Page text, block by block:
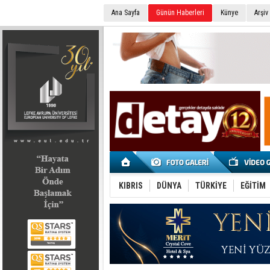
Ana Sayfa Günün Haberleri Künye Arşiv
KIBRIS DÜNYA TÜRKİYE EĞİTİM